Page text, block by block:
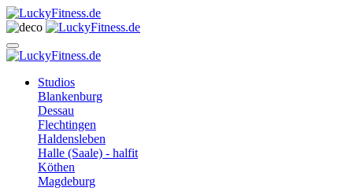
Studios
Blankenburg
Dessau
Flechtingen
Haldensleben
Halle (Saale) - halfit
Köthen
Magdeburg